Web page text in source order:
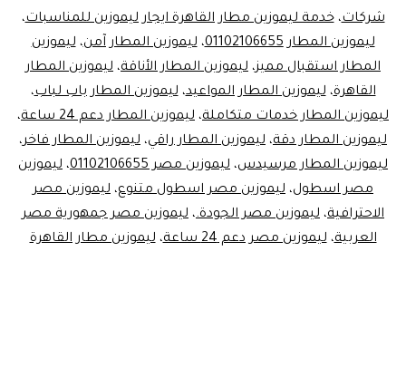
تنافسية!
شركات،خدمة ليموزين مطار القاهرة ايجار ليموزين للمناسبات،
ليموزين المطار 01102106655
،ليموزين المطار آمن،ليموزين
المطار استقبال مميز، ليموزين المطار الأناقة، ليموزين المطار
القاهرة،ليموزين المطار المواعيد،ليموزين المطار باب لباب،
ليموزين المطار خدمات متكاملة، ليموزين المطار دعم 24 ساعة
،
ليموزين المطار دقة، ليموزين المطار راقي، ليموزين المطار فاخر،
ليموزين المطار مرسيدس، ليموزين مصر 01102106655 ، ليموزين
مصر اسطول، ليموزين مصر اسطول متنوع، ليموزين مصر
الاحترافية، ليموزين مصر الجودة.، ليموزين مصر جمهورية مصر
العربية،ليموزين مصر دعم 24 ساعة ،ليموزين مطار القاهرة